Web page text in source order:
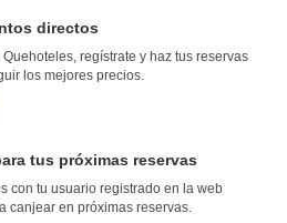
directos
regístrate y haz tus reservas
los mejores precios.
tus próximas reservas
con tu usuario registrado en la web
canjear en próximas reservas.